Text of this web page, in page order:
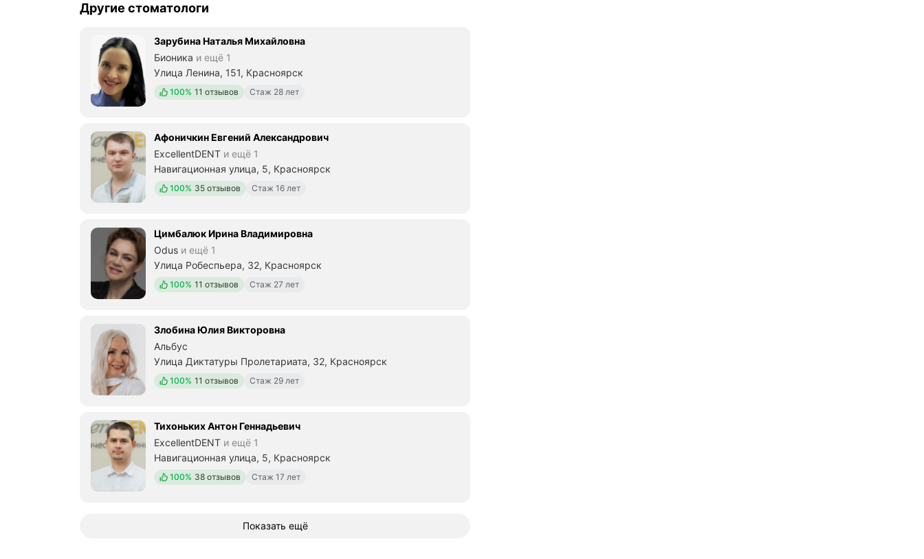
Другие стоматологи
Зарубина Наталья Михайловна
Бионика и ещё 1
Улица Ленина, 151, Красноярск
Положительных отзывов
100% 11 отзывов Стаж 28 лет
Афоничкин Евгений Александрович
ExcellentDENT и ещё 1
Навигационная улица, 5, Красноярск
Положительных отзывов
100% 35 отзывов Стаж 16 лет
Цимбалюк Ирина Владимировна
Odus и ещё 1
Улица Робеспьера, 32, Красноярск
Положительных отзывов
100% 11 отзывов Стаж 27 лет
Злобина Юлия Викторовна
Альбус
Улица Диктатуры Пролетариата, 32, Красноярск
Положительных отзывов
100% 11 отзывов Стаж 29 лет
Тихоньких Антон Геннадьевич
ExcellentDENT и ещё 1
Навигационная улица, 5, Красноярск
Положительных отзывов
100% 38 отзывов Стаж 17 лет
Показать ещё